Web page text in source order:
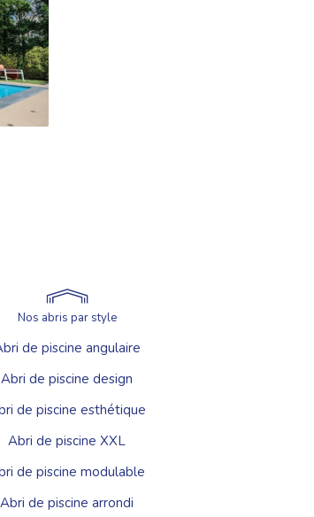
Nos abris par style
de piscine angulaire
Abri de piscine design
de piscine esthétique
Abri de piscine XXL
de piscine modulable
Abri de piscine arrondi
NOS RÉALISATIONS